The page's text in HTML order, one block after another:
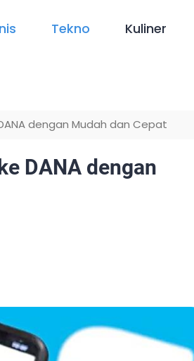
Tekno Kuliner
dengan Mudah dan Cepat
DANA dengan